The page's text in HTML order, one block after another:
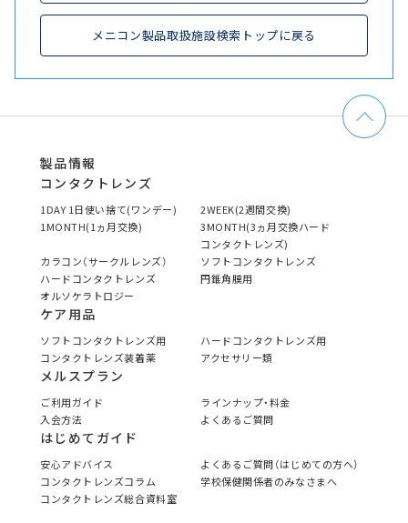
メニコン製品取扱施設検索トップに戻る
製品情報
コンタクトレンズ
1DAY 1日使い捨て(ワンデー)
2WEEK(2週間交換)
1MONTH(1ヵ月交換)
3MONTH(3ヵ月交換ハード
コンタクトレンズ)
カラコン（サークルレンズ）
ソフトコンタクトレンズ
ハードコンタクトレンズ
円錐角膜用
オルソケラトロジー
ケア用品
ソフトコンタクトレンズ用
ハードコンタクトレンズ用
コンタクトレンズ装着薬
アクセサリー類
メルスプラン
ご利用ガイド
ラインナップ・料金
入会方法
よくあるご質問
はじめてガイド
安心アドバイス
よくあるご質問（はじめての方へ）
コンタクトレンズコラム
学校保健関係者のみなさまへ
コンタクトレンズ総合資料室